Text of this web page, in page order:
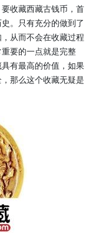
收藏西藏古钱币，首
。只有充分的做到了
从而不会在收藏过程
要的一点就是完整
有最高的价值，如果
那么这个收藏无疑是